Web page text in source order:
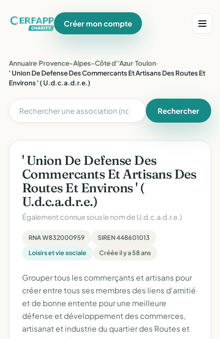
Créer mon compte
Annuaire›Provence-Alpes-Côte d''Azur›Toulon›
' Union De Defense Des Commercants Et Artisans Des Routes Et
Environs ' ( U.d.c.a.d.r.e.)
Rechercher
' Union De Defense Des
Commercants Et Artisans Des
Routes Et Environs ' (
U.d.c.a.d.r.e.)
Également connue sous le nom de U.d.c.a.d.r.e.)
RNA W832000959
SIREN 448601013
Loisirs et vie sociale
Créée il y a 58 ans
Grouper tous les commerçants et artisans pour
créer entre tous ses membres des liens d'amitié
et de bonne entente pour une meilleure
défense et développement des commerces,
artisanat et industrie du quartier des Routes et